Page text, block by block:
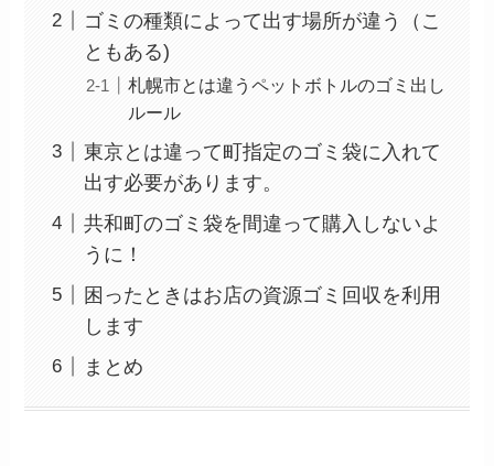
ゴミの種類によって出す場所が違う（こ
ともある)
札幌市とは違うペットボトルのゴミ出し
ルール
東京とは違って町指定のゴミ袋に入れて
出す必要があります。
共和町のゴミ袋を間違って購入しないよ
うに！
困ったときはお店の資源ゴミ回収を利用
します
まとめ